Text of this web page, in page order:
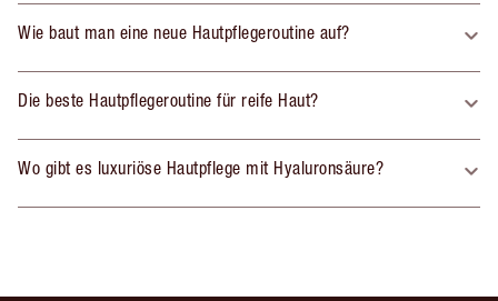
Wie baut man eine neue Hautpflegeroutine auf?
Die beste Hautpflegeroutine für reife Haut?
Wo gibt es luxuriöse Hautpflege mit Hyaluronsäure?